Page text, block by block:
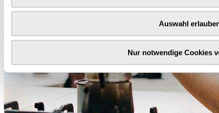
Auswahl
Nur notwendige Cookies